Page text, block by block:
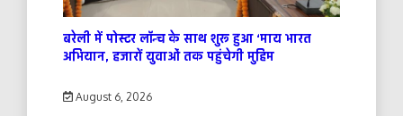
बरेली में पोस्टर लॉन्च के साथ शुरू हुआ ‘माय भारत
अभियान, हजारों युवाओं तक पहुंचेगी मुहिम
August 6, 2026